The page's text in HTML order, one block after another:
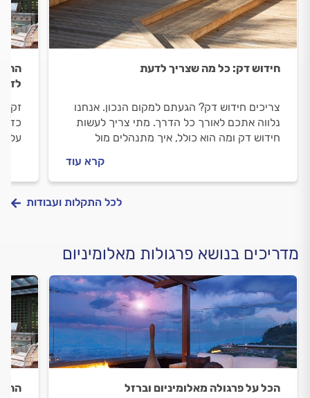
חידוש דק: כל מה שצריך לדעת
צריכים חידוש דק? הגעתם למקום הנכון. אנחנו
נלווה אתכם לאורך כל הדרך. מתי צריך לעשות
חידוש דק ומה הוא כולל, איך מתנהלים מול
קרא עוד
כדי
על
לכל התקלות ועבודות
מדריכים בנושא פרגולות מאלומיניום
הכל על פרגולה מאלומיניום וברזל